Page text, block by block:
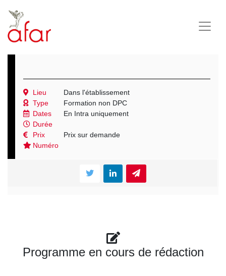
Lieu
Dans l'établissement
Type
Formation non DPC
Dates
En Intra uniquement
Durée
Prix
Prix sur demande
Numéro
Programme en cours de rédaction